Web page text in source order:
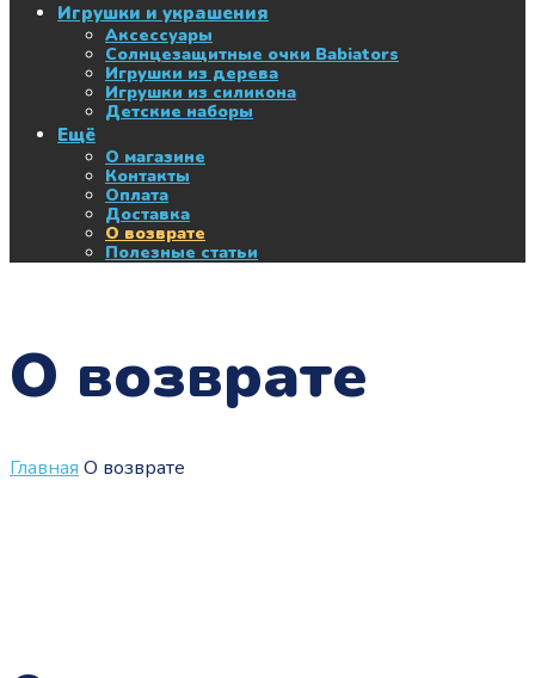
Игрушки и украшения
Аксессуары
Солнцезащитные очки Babiators
Игрушки из дерева
Игрушки из силикона
Детские наборы
Ещё
О магазине
Контакты
Оплата
Доставка
О возврате
Полезные статьи
О возврате
Главная О возврате